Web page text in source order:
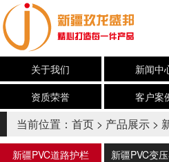
关于我们 新闻中
资质荣誉
客户案
当前位置： 首页 > 产品展示 >
路护栏
新疆PVC道路护栏 新疆PVC变